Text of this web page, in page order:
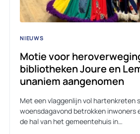
NIEUWS
Motie voor
bibliotheken Joure en
unaniem aangenomen
Met een vlaggenlijn vol hartenkreten
woensdagavond betrokken inwoners
de hal van het gemeentehuis in…